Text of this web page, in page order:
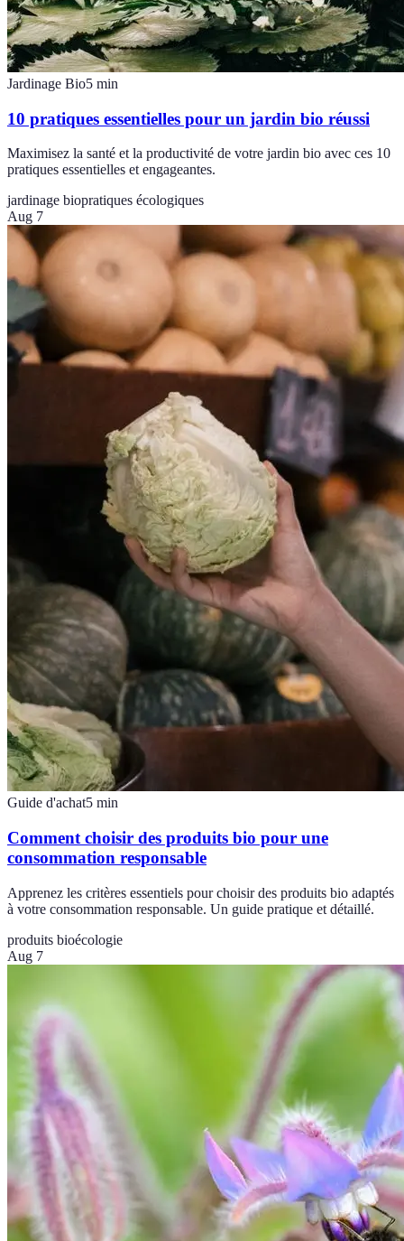
Jardinage Bio5 min
10 pratiques essentielles pour un jardin bio réussi
Maximisez la santé et la productivité de votre jardin bio avec ces 10
pratiques essentielles et engageantes.
jardinage biopratiques écologiques
Aug 7
Guide d'achat5 min
Comment choisir des produits bio pour une
consommation responsable
Apprenez les critères essentiels pour choisir des produits bio adaptés
à votre consommation responsable. Un guide pratique et détaillé.
produits bioécologie
Aug 7